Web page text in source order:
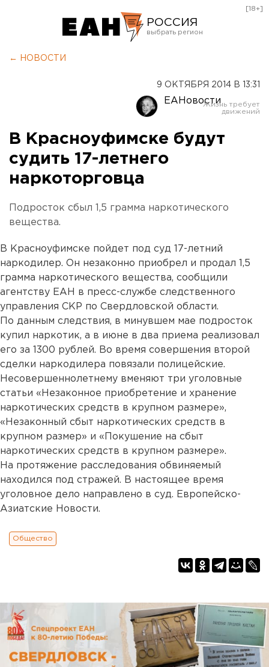
РОССИЯ
Оренбург
[18+]
← НОВОСТИ
9 ОКТЯБРЯ 2014 В 13:31
ЕАНовости
В Красноуфимске будут
судить 17-летнего
наркоторговца
Подросток сбыл 1,5 грамма наркотического
вещества.
В Красноуфимске пойдет под суд 17-летний
наркодилер. Он незаконно приобрел и продал 1,5
грамма наркотического вещества, сообщили
агентству ЕАН в пресс-службе следственного
управления СКР по Свердловской области.
По данным следствия, в минувшем мае подросток
купил наркотик, а в июне в два приема реализовал
его за 1300 рублей. Во время совершения второй
сделки наркодилера повязали полицейские.
Несовершеннолетнему вменяют три уголовные
статьи «Незаконное приобретение и хранение
наркотических средств в крупном размере»,
«Незаконный сбыт наркотических средств в
крупном размер» и «Покушение на сбыт
наркотических средств в крупном размере».
На протяжение расследования обвиняемый
находился под стражей. В настоящее время
уголовное дело направлено в суд. Европейско-
Азиатские Новости.
Общество